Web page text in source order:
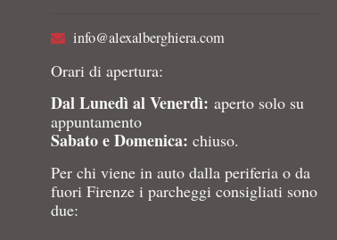
info@alexalberghiera.com
Orari di apertura:
Dal Lunedì al Venerdì: aperto solo su
appuntamento
Sabato e Domenica: chiuso.
Per chi viene in auto dalla periferia o da
fuori Firenze i parcheggi consigliati sono
due: